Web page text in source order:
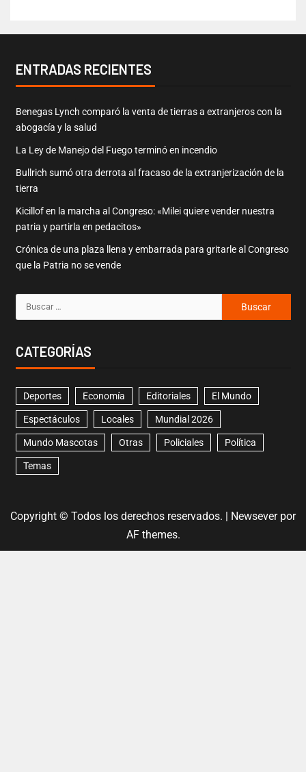
ENTRADAS RECIENTES
Benegas Lynch comparó la venta de tierras a extranjeros con la
abogacía y la salud
La Ley de Manejo del Fuego terminó en incendio
Bullrich sumó otra derrota al fracaso de la extranjerización de la
tierra
Kicillof en la marcha al Congreso: «Milei quiere vender nuestra
patria y partirla en pedacitos»
Crónica de una plaza llena y embarrada para gritarle al Congreso
que la Patria no se vende
CATEGORÍAS
Deportes Economía Editoriales El Mundo
Espectáculos Locales Mundial 2026
Mundo Mascotas Otras Policiales Política
Temas
Copyright © Todos los derechos reservados. | Newseverpor
AF themes.